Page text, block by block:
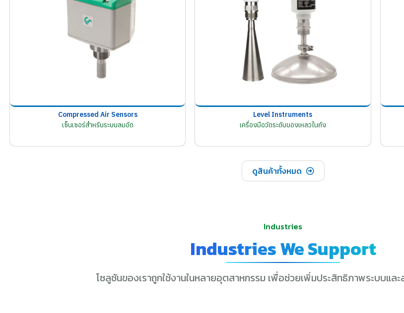
Compressed Air Sensors
เซ็นเซอร์สำหรับระบบลมอัด
Level Instruments
เครื่องมือวัดระดับของเหลวในถัง
ดูสินค้าทั้งหมด
Industries
Industries We Support
โซลูชันของเราถูกใช้งานในหลายอุตสาหกรรม เพื่อช่วยเพิ่มประสิทธิภาพระบบแ